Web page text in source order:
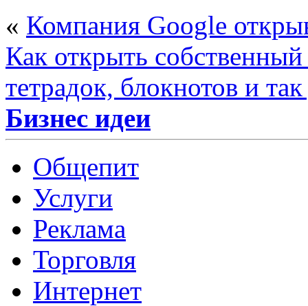
« Компания Google
Как открыть
тетрадок, блокнотов и так
Бизнес идеи
Общепит
Услуги
Реклама
Торговля
Интернет